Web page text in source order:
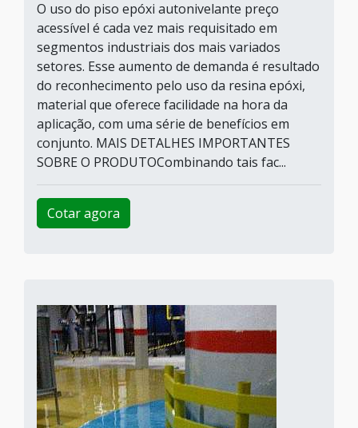
O uso do piso epóxi autonivelante preço
acessível é cada vez mais requisitado em
segmentos industriais dos mais variados
setores. Esse aumento de demanda é resultado
do reconhecimento pelo uso da resina epóxi,
material que oferece facilidade na hora da
aplicação, com uma série de benefícios em
conjunto. MAIS DETALHES IMPORTANTES
SOBRE O PRODUTOCombinando tais fac...
Cotar agora